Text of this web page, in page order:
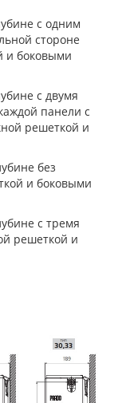
с одним
стороне
и боковыми
с двумя
панели с
решеткой и
без
и боковыми
с тремя
решеткой и